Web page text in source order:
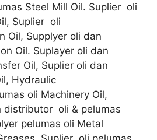
Steel Mill Oil. Suplier oli
Suplier oli
Oil, Supplyer oli dan
Oil. Suplayer oli dan
Oil, Suplier oli dan
Hydraulic
oli Machinery Oil,
distributor oli & pelumas
pelumas oli Metal